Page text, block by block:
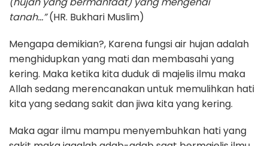
tanah…”(HR. Bukhari Muslim)
Mengapa demikian?, Karena fungsi air hujan adalah
menghidupkan yang mati dan membasahi yang
kering. Maka ketika kita duduk di majelis ilmu maka
Allah sedang merencanakan untuk memulihkan hati
kita yang sedang sakit dan jiwa kita yang kering.
Maka agar ilmu mampu menyembuhkan hati yang